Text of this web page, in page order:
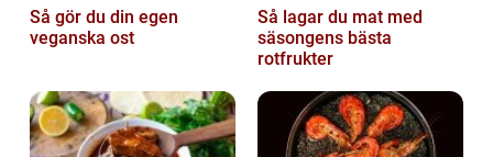
Så gör du din egen
veganska ost
Så lagar du mat med
säsongens bästa
rotfrukter